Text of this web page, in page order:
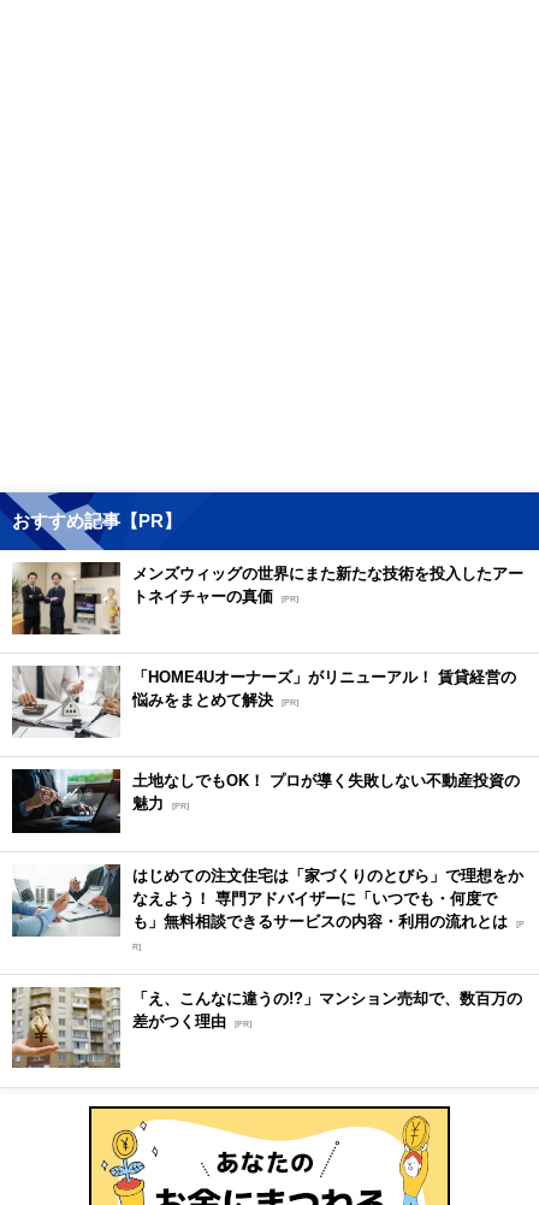
おすすめ記事【PR】
メンズウィッグの世界にまた新たな技術を投入したアー
トネイチャーの真価 [PR]
「HOME4Uオーナーズ」がリニューアル！ 賃貸経営の
悩みをまとめて解決 [PR]
土地なしでもOK！ プロが導く失敗しない不動産投資の
魅力
[PR]
はじめての注文住宅は「家づくりのとびら」で理想をか
なえよう！ 専門アドバイザーに「いつでも・何度で
も」無料相談できるサービスの内容・利用の流れとは [P
R]
「え、こんなに違うの!?」マンション売却で、数百万の
差がつく理由 [PR]